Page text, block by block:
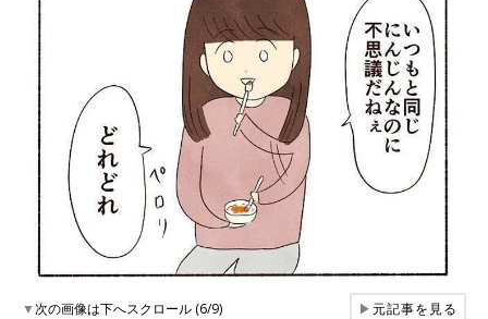
▼次の画像は下へスクロール (6/9) ▶元記事を見る